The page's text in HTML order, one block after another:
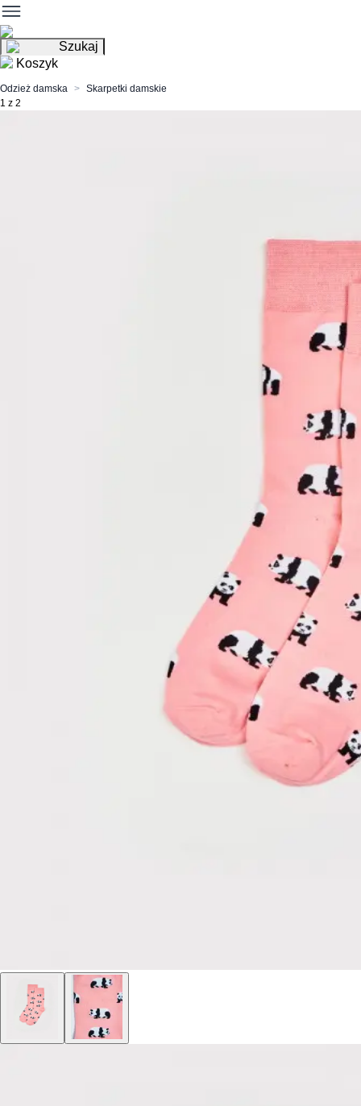
Szukaj
Koszyk
Odzież damska
Skarpetki damskie
1 z 2